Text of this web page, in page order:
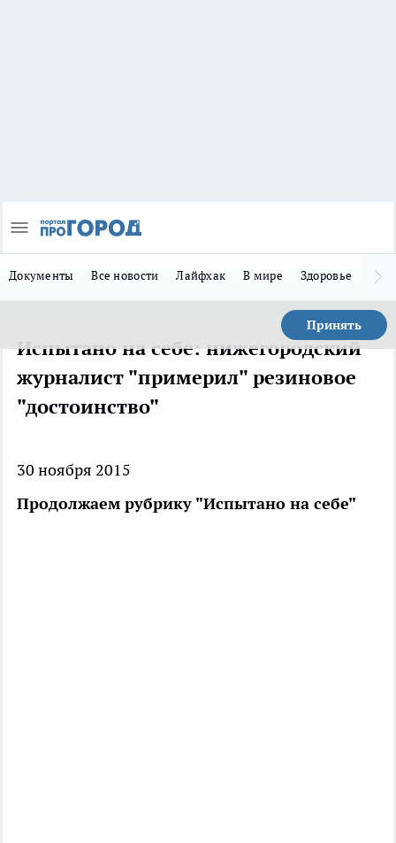
Документы Все новости Лайфхак В мире Здоровье
Принять
Испытано на себе: нижегородский
журналист "примерил" резиновое
"достоинство"
30 ноября 2015
Продолжаем рубрику "Испытано на себе"